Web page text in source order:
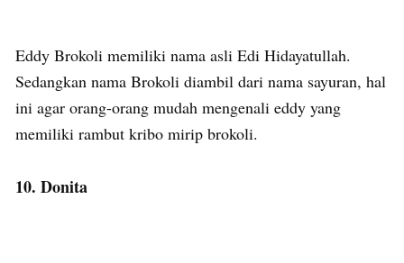
Eddy Brokoli memiliki nama asli Edi Hidayatullah.
Sedangkan nama Brokoli diambil dari nama sayuran, hal
ini agar orang-orang mudah mengenali eddy yang
memiliki rambut kribo mirip brokoli.
10. Donita